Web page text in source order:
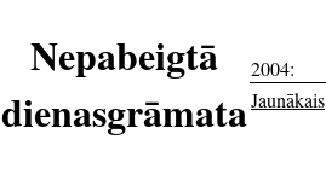
Nepabeigtā
dienasgrāmata
2004:
Jaunākais